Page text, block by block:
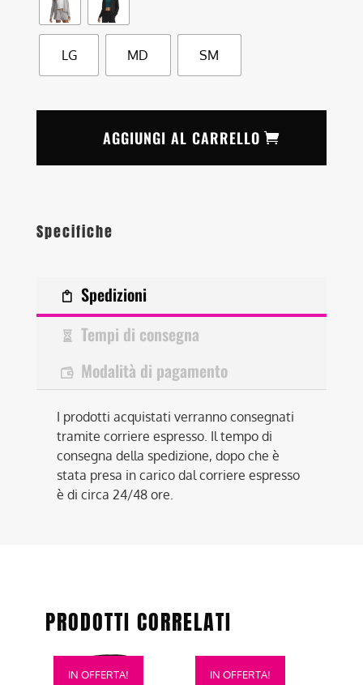
LG MD SM
AGGIUNGI AL CARRELLO
Specifiche
Spedizioni
Tempi di consegna
Modalità di pagamento
I prodotti acquistati verranno consegnati
tramite corriere espresso. Il tempo di
consegna della spedizione, dopo che è
stata presa in carico dal corriere espresso
è di circa 24/48 ore.
PRODOTTI CORRELATI
IN OFFERTA!
Questo
prodotto
IN OFFERTA!
Questo
prodotto